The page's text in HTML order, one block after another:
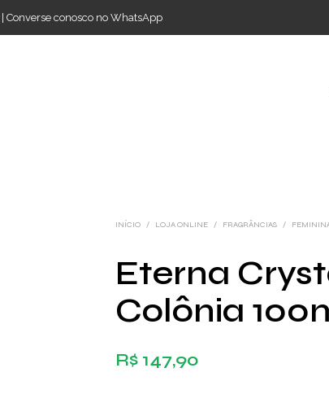
|Converse conosco no WhatsApp
INÍCIO / LOJA ONLINE / FRAGRÂNCIAS /
Eterna
Colônia
R$147,90